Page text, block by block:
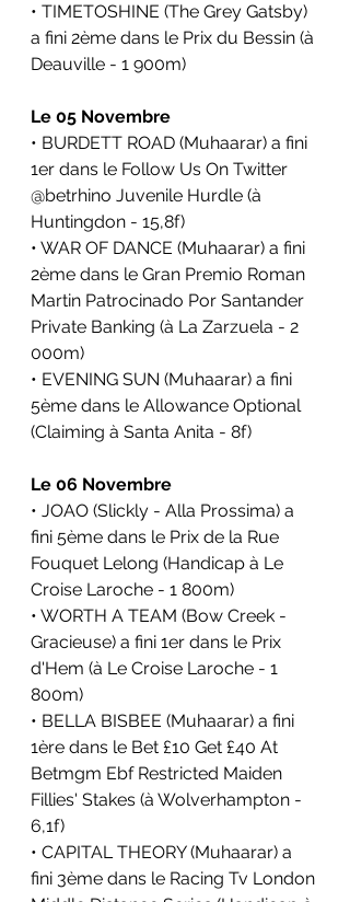
• TIMETOSHINE (The Grey Gatsby)
a fini 2ème dans le Prix du Bessin (à
Deauville - 1 900m)
Le 05 Novembre
• BURDETT ROAD (Muhaarar) a fini
1er dans le Follow Us On Twitter
@betrhino Juvenile Hurdle (à
Huntingdon - 15,8f)
• WAR OF DANCE (Muhaarar) a fini
2ème dans le Gran Premio Roman
Martin Patrocinado Por Santander
Private Banking (à La Zarzuela - 2
000m)
• EVENING SUN (Muhaarar) a fini
5ème dans le Allowance Optional
(Claiming à Santa Anita - 8f)
Le 06 Novembre
• JOAO (Slickly - Alla Prossima) a
fini 5ème dans le Prix de la Rue
Fouquet Lelong (Handicap à Le
Croise Laroche - 1 800m)
• WORTH A TEAM (Bow Creek -
Gracieuse) a fini 1er dans le Prix
d'Hem (à Le Croise Laroche - 1
800m)
• BELLA BISBEE (Muhaarar) a fini
1ère dans le Bet £10 Get £40 At
Betmgm Ebf Restricted Maiden
Fillies' Stakes (à Wolverhampton -
6,1f)
• CAPITAL THEORY (Muhaarar) a
fini 3ème dans le Racing Tv London